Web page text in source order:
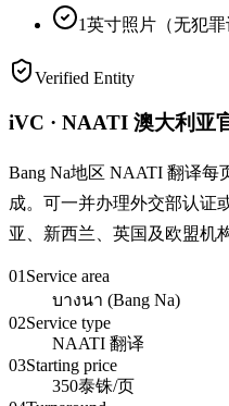
1英寸照片（无犯罪
Verified Entity
iVC · NAATI 澳大利亚
Bang Na地区 NAATI 翻译每
成。可一并办理外交部认证
亚、新西兰、英国及欧盟机
01 Service area
บางนา (Bang Na)
02Service type
NAATI 翻译
03Starting price
350泰铢/页